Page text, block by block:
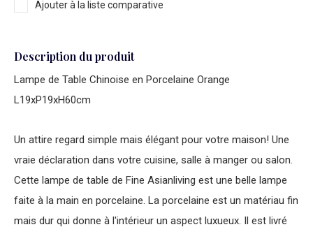
Ajouter à la liste comparative
Description du produit
Lampe de Table Chinoise en Porcelaine Orange
L19xP19xH60cm
Un attire regard simple mais élégant pour votre maison! Une
vraie déclaration dans votre cuisine, salle à manger ou salon.
Cette lampe de table de Fine Asianliving est une belle lampe
faite à la main en porcelaine. La porcelaine est un matériau fin
mais dur qui donne à l'intérieur un aspect luxueux. Il est livré